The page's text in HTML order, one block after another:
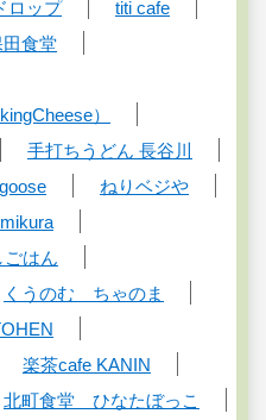
ロップ
titi cafe
田食堂
）
手打ちうどん 長谷川
ねりベジや
ごはん
くうのむ ちゃのま
楽茶cafe KANIN
北町食堂 ひなたぼっこ